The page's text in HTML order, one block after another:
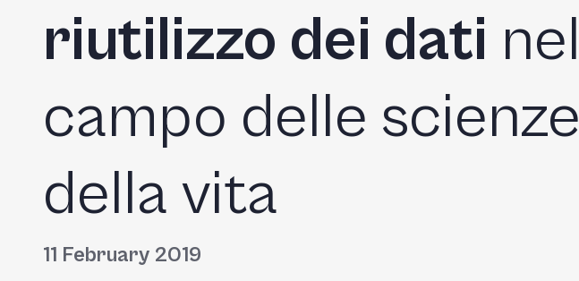
riutilizzo dei dati nel
campo delle scienze
della vita
11 February 2019